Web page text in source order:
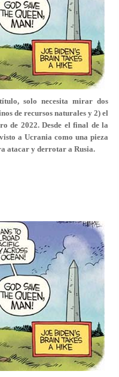
solo necesita mirar dos
de recursos naturales y 2) el
de 2022. Desde el final de la
a Ucrania como una pieza
atacar y derrotar a Rusia.